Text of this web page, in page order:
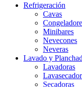
Refrigeración
Cavas
Minibares
Nevecones
Neveras
Lavado y
Lavadoras
Secadoras